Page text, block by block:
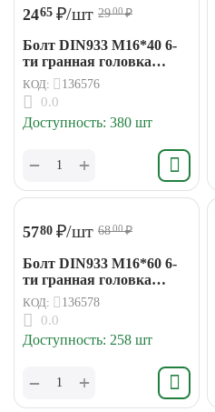
2465 ₽/шт 2900 ₽
Болт DIN933 М16*40 6-
ти гранная головка
(15кг/169шт)
КОД: 136576
0.0
Доступность: 380 шт
+
−
5780 ₽/шт 6800₽
Болт DIN933 М16*60 6-
ти гранная головка
(15кг/127шт)
КОД: 136578
0.0
Доступность: 258 шт
+
−